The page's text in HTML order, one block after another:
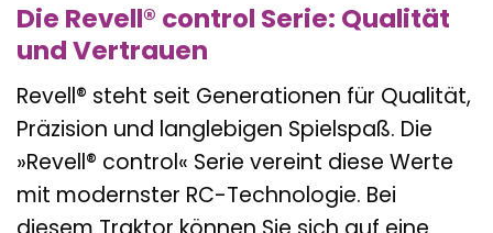
Die Revell® control Serie: Qualität
und Vertrauen
Revell® steht seit Generationen für Qualität,
Präzision und langlebigen Spielspaß. Die
»Revell® control« Serie vereint diese Werte
mit modernster RC-Technologie. Bei